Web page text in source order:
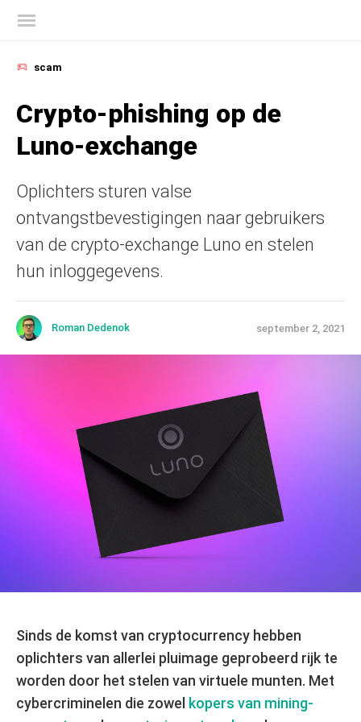
scam
Crypto-phishing op de
Luno-exchange
Oplichters sturen valse
ontvangstbevestigingen naar gebruikers
van de crypto-exchange Luno en stelen
hun inloggegevens.
Roman Dedenok september 2, 2021
Sinds de komst van cryptocurrency hebben
oplichters van allerlei pluimage geprobeerd rijk te
worden door het stelen van virtuele munten. Met
cybercriminelen die zowel kopers van mining-